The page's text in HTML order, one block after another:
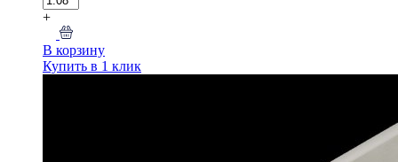
+
В корзину
Купить в 1 клик